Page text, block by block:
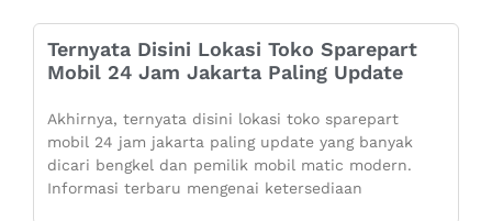
Ternyata Disini Lokasi Toko Sparepart
Mobil 24 Jam Jakarta Paling Update
Akhirnya, ternyata disini lokasi toko sparepart
mobil 24 jam jakarta paling update yang banyak
dicari bengkel dan pemilik mobil matic modern.
Informasi terbaru mengenai ketersediaan